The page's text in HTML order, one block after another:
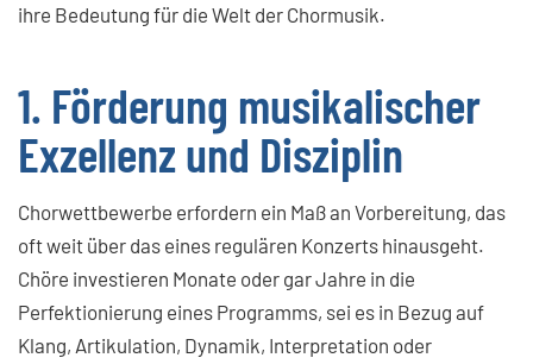
ihre Bedeutung für die Welt der Chormusik.
1. Förderung musikalischer
Exzellenz und Disziplin
Chorwettbewerbe erfordern ein Maß an Vorbereitung, das
oft weit über das eines regulären Konzerts hinausgeht.
Chöre investieren Monate oder gar Jahre in die
Perfektionierung eines Programms, sei es in Bezug auf
Klang, Artikulation, Dynamik, Interpretation oder